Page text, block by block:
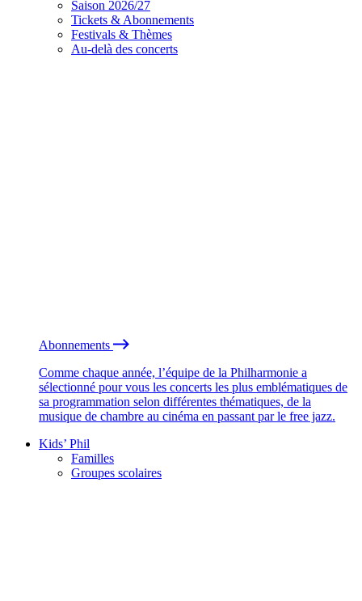
Saison 2026/27
Tickets & Abonnements
Festivals & Thèmes
Au-delà des concerts
Abonnements
Comme chaque année, l’équipe de la Philharmonie a
sélectionné pour vous les concerts les plus emblématiques de
sa programmation selon différentes thématiques, de la
musique de chambre au cinéma en passant par le free jazz.
Kids’ Phil
Familles
Groupes scolaires